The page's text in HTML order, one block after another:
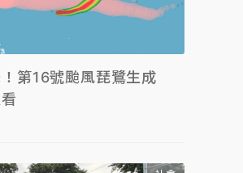
！第16號颱風琵鷺生成